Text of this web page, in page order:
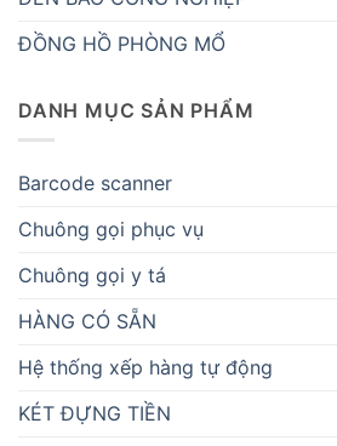
ĐỒNG HỒ PHÒNG MỔ
DANH MỤC SẢN PHẨM
Barcode scanner
Chuông gọi phục vụ
Chuông gọi y tá
HÀNG CÓ SẴN
Hệ thống xếp hàng tự động
KÉT ĐỰNG TIỀN